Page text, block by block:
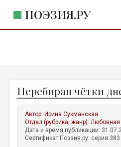
ПОЭЗИЯ.РУ
ЖАНРЫ
АВТОРЫ
КОММЕНТАРИИ
Перебирая чётки
Автор: Ирина Сукманская
Отдел (рубрика, жанр):Любовная
Дата и время публикации:
Сертификат Поэзия.ру: серия